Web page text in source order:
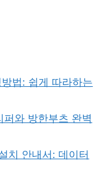
법: 쉽게 따라하는
와 방한부츠 완벽
치 안내서: 데이터